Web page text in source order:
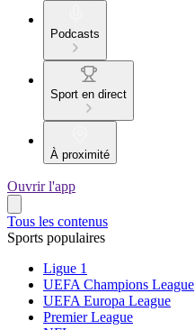
Podcasts
Sport en direct
À proximité
Ouvrir l'app
Tous les contenus
Sports populaires
Ligue 1
UEFA Champions League
UEFA Europa League
Premier League